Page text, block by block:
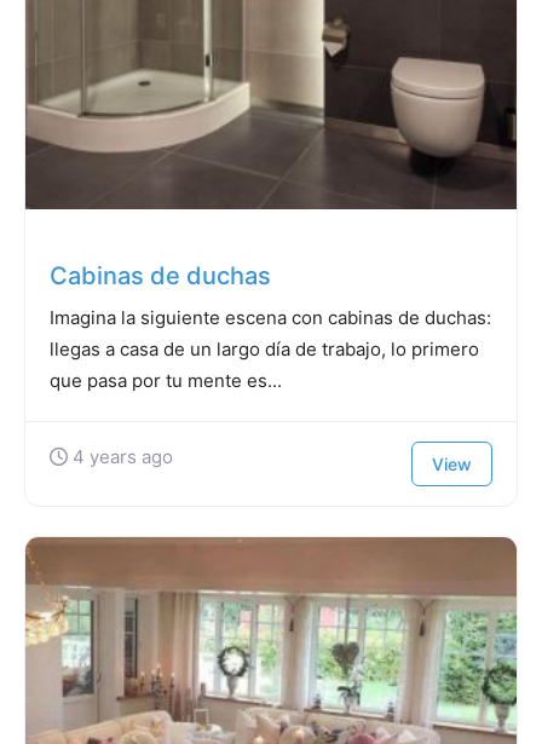
Cabinas de duchas
Imagina la siguiente escena con cabinas de duchas:
llegas a casa de un largo día de trabajo, lo primero
que pasa por tu mente es...
4 years ago View